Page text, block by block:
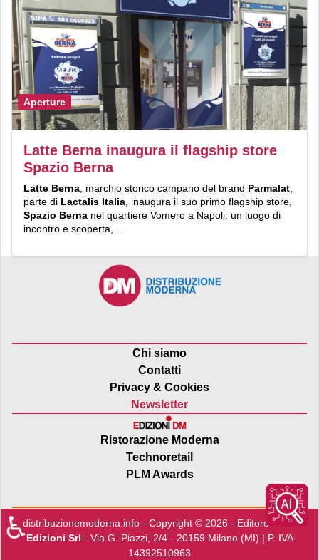
Aperture
Latte Berna inaugura il flagship store
Spazio Berna
Latte Berna , marchio storico campano del brand Parmalat
parte di Lactalis Italia , inaugura il suo primo flagship store,
Spazio Berna nel quartiere Vomero a Napoli: un luogo di
incontro e scoperta,...
Chi siamo
Contatti
Privacy & Cookies
Newsletter
Ristorazione Moderna
Technoretail
PLM Awards
distribuzionemoderna.info - Copyright © 2026 - Editore:Edra
Edizioni Srl - Via G. Piazzi, 2/4 - 20159 Milano (MI) | P. IVA
14392510963